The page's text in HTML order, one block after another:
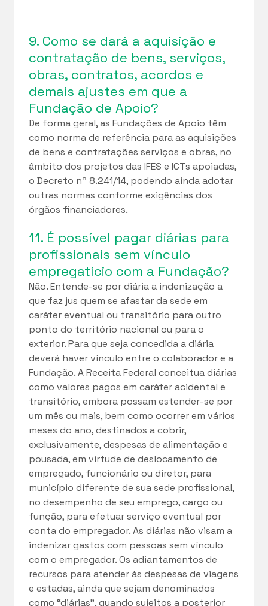
9. Como se dará a aquisição e
contratação de bens, serviços,
obras, contratos, acordos e
demais ajustes em que a
Fundação de Apoio?
De forma geral, as Fundações de Apoio têm
como norma de referência para as aquisições
de bens e contratações serviços e obras, no
âmbito dos projetos das IFES e ICTs apoiadas,
o Decreto nº 8.241/14, podendo ainda adotar
outras normas conforme exigências dos
órgãos financiadores.
11. É possível pagar diárias para
profissionais sem vínculo
empregatício com a Fundação?
Não. Entende-se por diária a indenização a
que faz jus quem se afastar da sede em
caráter eventual ou transitório para outro
ponto do território nacional ou para o
exterior. Para que seja concedida a diária
deverá haver vínculo entre o colaborador e a
Fundação. A Receita Federal conceitua diárias
como valores pagos em caráter acidental e
transitório, embora possam estender-se por
um mês ou mais, bem como ocorrer em vários
meses do ano, destinados a cobrir,
exclusivamente, despesas de alimentação e
pousada, em virtude de deslocamento de
empregado, funcionário ou diretor, para
município diferente de sua sede profissional,
no desempenho de seu emprego, cargo ou
função, para efetuar serviço eventual por
conta do empregador. As diárias não visam a
indenizar gastos com pessoas sem vínculo
com o empregador. Os adiantamentos de
recursos para atender às despesas de viagens
e estadas, ainda que sejam denominados
como “diárias”, quando sujeitos a posterior